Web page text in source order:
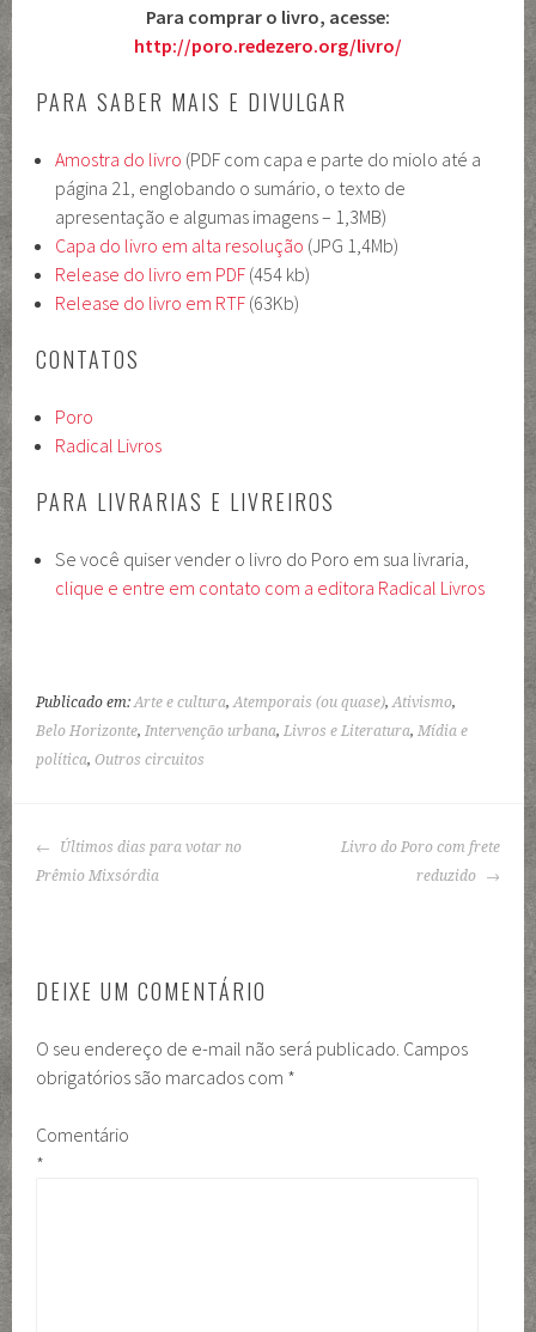
Para comprar o livro, acesse:
http://poro.redezero.org/livro/
PARA SABER MAIS E DIVULGAR
Amostra do livro (PDF com capa e parte do miolo até a
página 21, englobando o sumário, o texto de
apresentação e algumas imagens – 1,3MB)
Capa do livro em alta resolução (JPG 1,4Mb)
Release do livro em PDF (454 kb)
Release do livro em RTF (63Kb)
CONTATOS
Poro
Radical Livros
PARA LIVRARIAS E LIVREIROS
Se você quiser vender o livro do Poro em sua livraria,
clique e entre em contato com a editora Radical Livros
Publicado em:Arte e cultura,Atemporais (ou quase),Ativismo,
Belo Horizonte,Intervenção urbana,Livros e Literatura,Mídia e
política,Outros circuitos
NAVEGAÇÃO
DE
Últimos dias para votar no
Prêmio Mixsórdia
Livro do Poro com frete
reduzido
DEIXE UM COMENTÁRIO
O seu endereço de e-mail não será publicado. Campos
obrigatórios são marcados com *
Comentário
*